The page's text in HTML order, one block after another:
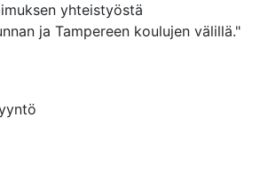
yhteistyöstä
ja Tampereen koulujen välillä."